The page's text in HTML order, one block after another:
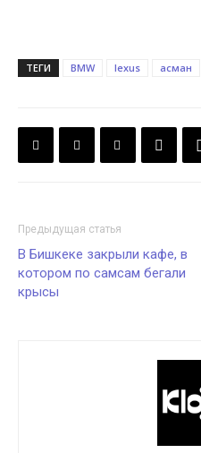
ТЕГИ BMW lexus асман
Предыдущая статья
В Бишкеке закрыли кафе, в
котором по самсам бегали
крысы